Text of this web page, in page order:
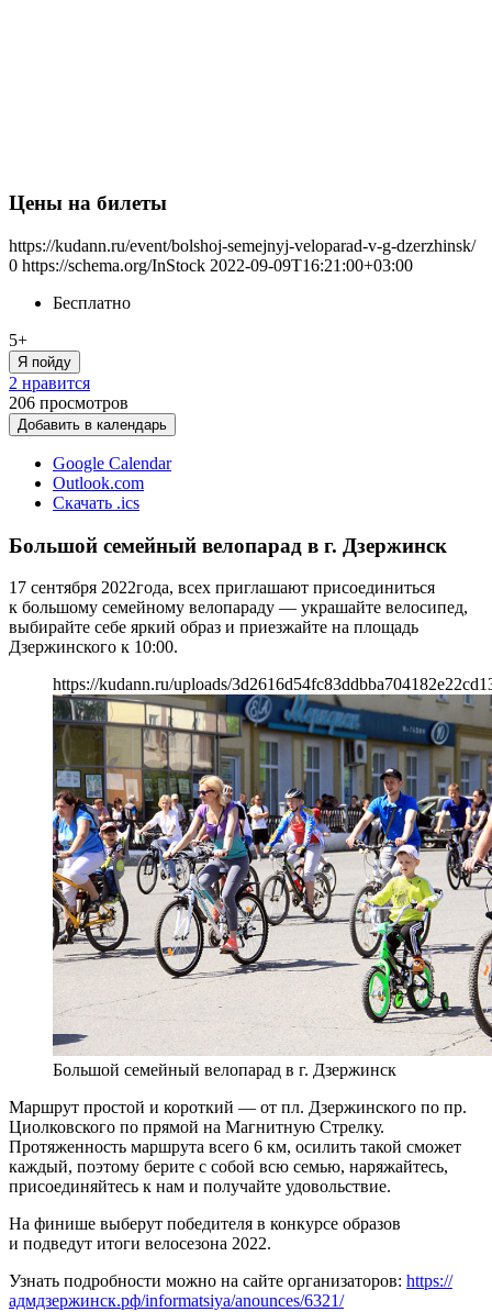
Цены на билеты
https://kudann.ru/event/bolshoj-semejnyj-veloparad-v-g-dzerzhinsk/
0 https://schema.org/InStock 2022-09-09T16:21:00+03:00
Бесплатно
5+
Я пойду
2 нравится
206 просмотров
Добавить в календарь
Google Calendar
Outlook.com
Скачать .ics
Большой семейный велопарад в г. Дзержинск
17 сентября 2022года, всех приглашают присоединиться
к большому семейному велопараду — украшайте велосипед,
выбирайте себе яркий образ и приезжайте на площадь
Дзержинского к 10:00.
https://kudann.ru/uploads/
Большой семейный велопарад в г. Дзержинск
Маршрут простой и короткий — от пл. Дзержинского по пр.
Циолковского по прямой на Магнитную Стрелку.
Протяженность маршрута всего 6 км, осилить такой сможет
каждый, поэтому берите с собой всю семью, наряжайтесь,
присоединяйтесь к нам и получайте удовольствие.
На финише выберут победителя в конкурсе образов
и подведут итоги велосезона 2022.
Узнать подробности можно на сайте организаторов: https://
адмдзержинск.рф/informatsiya/anounces/6321/